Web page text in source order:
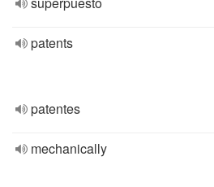
patents
patentes
mechanically